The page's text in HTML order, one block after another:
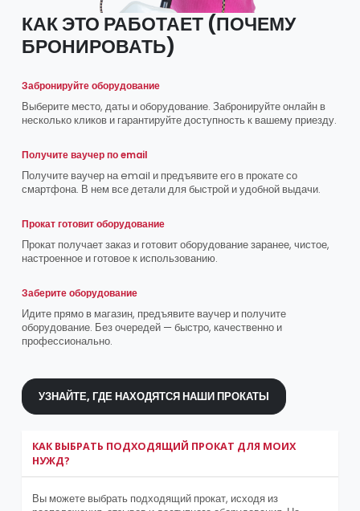
КАК ЭТО РАБОТАЕТ (ПОЧЕМУ
БРОНИРОВАТЬ)
Забронируйте оборудование
Выберите место, даты и оборудование. Забронируйте онлайн в
несколько кликов и гарантируйте доступность к вашему приезду.
Получите ваучер по email
Получите ваучер на email и предъявите его в прокате со
смартфона. В нем все детали для быстрой и удобной выдачи.
Прокат готовит оборудование
Прокат получает заказ и готовит оборудование заранее, чистое,
настроенное и готовое к использованию.
Заберите оборудование
Идите прямо в магазин, предъявите ваучер и получите
оборудование. Без очередей — быстро, качественно и
профессионально.
УЗНАЙТЕ, ГДЕ НАХОДЯТСЯ НАШИ ПРОКАТЫ
КАК ВЫБРАТЬ ПОДХОДЯЩИЙ ПРОКАТ ДЛЯ МОИХ
НУЖД?
Вы можете выбрать подходящий прокат, исходя из